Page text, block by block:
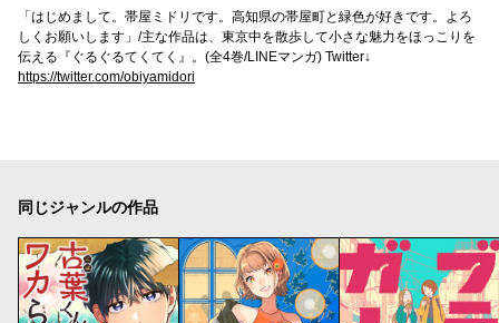
「はじめまして。帯屋ミドリです。高知県の帯屋町と緑色が好きです。よろ
しくお願いします」/主な作品は、東京中を散歩して小さな魅力をほっこりを
伝える『ぐるぐるてくてく』。(全4巻/LINEマンガ) Twitter↓
https://twitter.com/obiyamidori
同じジャンルの作品